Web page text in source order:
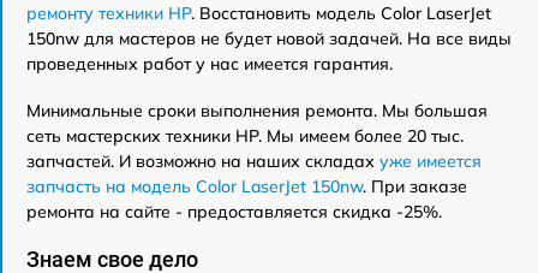
ремонту техники HP. Восстановить модель Color LaserJet
150nw для мастеров не будет новой задачей. На все виды
проведенных работ у нас имеется гарантия.
Минимальные сроки выполнения ремонта. Мы большая
сеть мастерских техники HP. Мы имеем более 20 тыс.
запчастей. И возможно на наших складах уже имеется
запчасть на модель Color LaserJet 150nw. При заказе
ремонта на сайте - предоставляется скидка -25%.
Знаем свое дело